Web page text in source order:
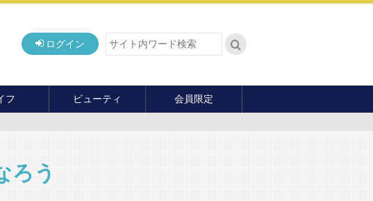
ログイン
フ
行
ビューティ 会員限定
ろう